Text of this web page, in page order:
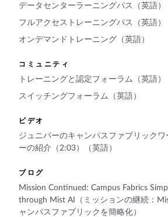
データセンターラーニングパス（英語）
フルアクセストレーニングパス（英語）
オンデマンドトレーニング（英語）
コミュニティ
トレーニングと認定フォーラム（英語）
スイッチングフォーラム（英語）
ビデオ
ジュニパーのキャンパスファブリックワ
ーの紹介（2:03）（英語）
ブログ
Mission Continued: Campus Fabrics
through Mist AI（ミッションの継続：
ャンパスファブリックを簡略化）